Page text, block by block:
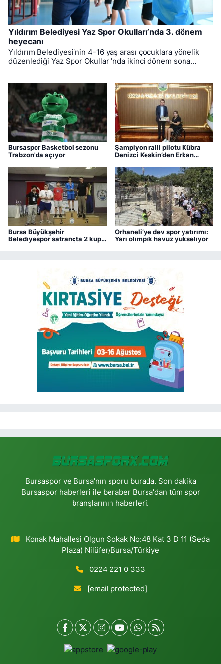
Yıldırım Belediyesi Yaz Spor Okulları’nda 3. dönem
heyecanı
Yıldırım Belediyesi’nin 4-16 yaş arası çocuklara yönelik
düzenlediği Yaz Spor Okulları’nda ikinci dönem sona
Bursaspor Basketbol sezonu
Trabzon'da açıyor
Şampiyon ralli pilotu Kübra
Denizci Keskin’den Erkan
Bursa Büyükşehir
Belediyespor satrançta 2 kupa
Orhaneli’ye dev spor yatırımı:
Yarı olimpik havuz yükseliyor
Bursaspor ve Bursa'nın sporu burada. Son dakika
Bursaspor haberleri ile beraber Bursa'dan tüm spor
branşlarının haberleri.
Konak Mahallesi Olgun Sokak No:48 Kat 3 D 11 (Seda
Plaza) Nilüfer/Bursa/Türkiye
0224 221 0 333
[email protected]